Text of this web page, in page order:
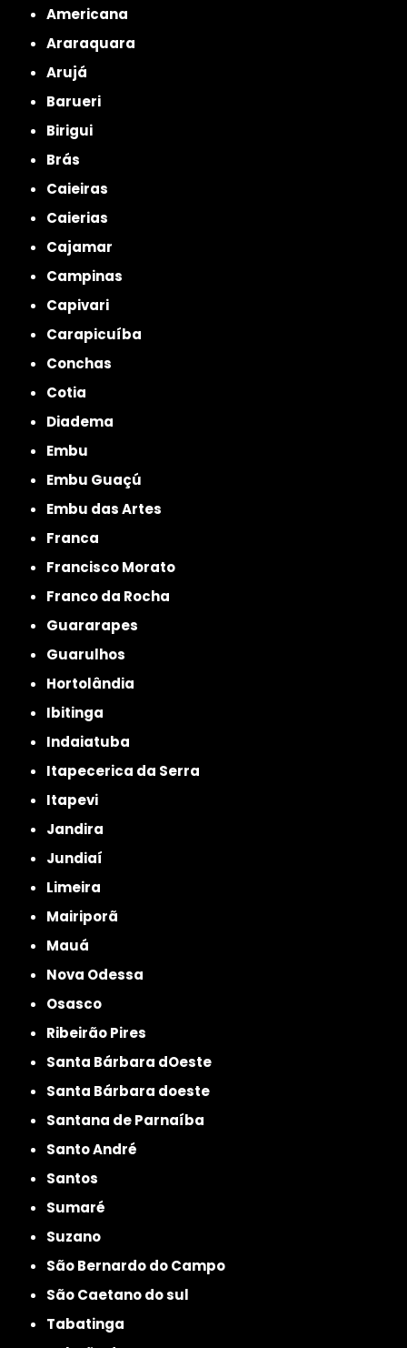
Americana
Araraquara
Arujá
Barueri
Birigui
Brás
Caieiras
Caierias
Cajamar
Campinas
Capivari
Carapicuíba
Conchas
Cotia
Diadema
Embu
Embu Guaçú
Embu das Artes
Franca
Francisco Morato
Franco da Rocha
Guararapes
Guarulhos
Hortolândia
Ibitinga
Indaiatuba
Itapecerica da Serra
Itapevi
Jandira
Jundiaí
Limeira
Mairiporã
Mauá
Nova Odessa
Osasco
Ribeirão Pires
Santa Bárbara dOeste
Santa Bárbara doeste
Santana de Parnaíba
Santo André
Santos
Sumaré
Suzano
São Bernardo do Campo
São Caetano do sul
Tabatinga